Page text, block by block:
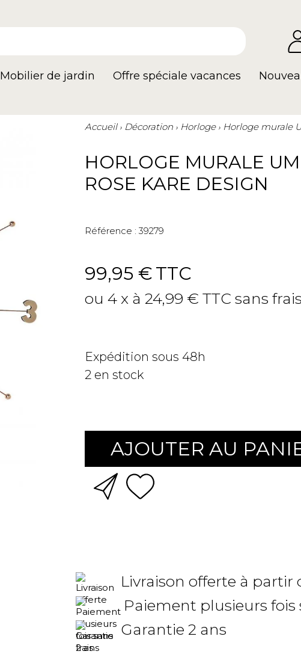
Mobilier de jardin Offre spéciale vacances
Accueil Décoration Horloge Horloge murale
HORLOGE MURALE
ROSE KARE DESIGN
Référence : 39279
99,95 €TTC
ou 4 x à 24,99 € TTC sans frais
Expédition sous 48h
2 en stock
AJOUTER AU
Livraison offerte à partir
Paiement plusieurs fois
Garantie 2 ans